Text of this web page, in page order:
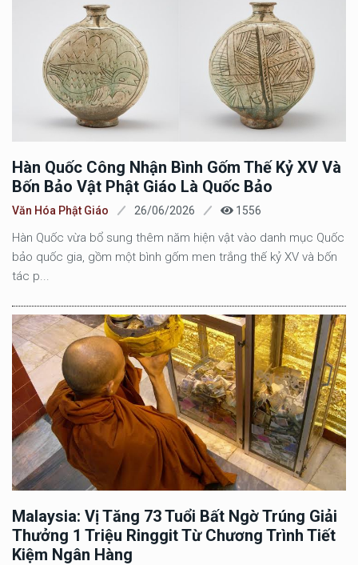
Hàn Quốc Công Nhận Bình Gốm Thế Kỷ XV Và
Bốn Bảo Vật Phật Giáo Là Quốc Bảo
Văn Hóa Phật Giáo 26/06/2026 1556
Hàn Quốc vừa bổ sung thêm năm hiện vật vào danh mục Quốc
bảo quốc gia, gồm một bình gốm men trắng thế kỷ XV và bốn
tác p...
Malaysia: Vị Tăng 73 Tuổi Bất Ngờ Trúng Giải
Thưởng 1 Triệu Ringgit Từ Chương Trình Tiết
Kiệm Ngân Hàng